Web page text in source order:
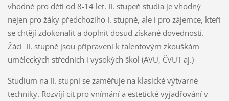
vhodné pro děti od 8-14 let. II. stupeň studia je vhodný
nejen pro žáky předchozího I. stupně, ale i pro zájemce, kteří
se chtějí zdokonalit a doplnit dosud získané dovednosti.
Žáci II. stupně jsou připraveni k talentovým zkouškám
uměleckých středních i vysokých škol (AVU, ČVUT aj.)
Studium na II. stupni se zaměřuje na klasické výtvarné
techniky. Rozvíjí cit pro vnímání a estetické vyjadřování v